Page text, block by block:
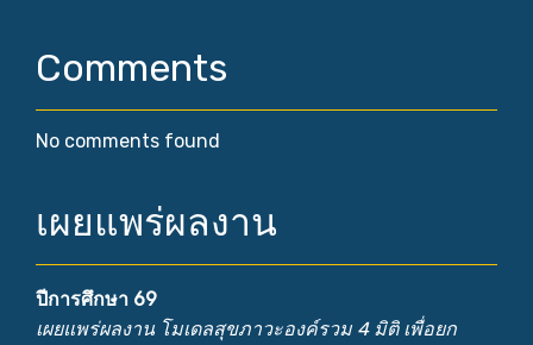
Comments
No comments found
เผยแพร่ผลงาน
ปีการศึกษา 69
เผยแพร่ผลงาน โมเดลสุขภาวะองค์รวม 4 มิติ เพื่อยก